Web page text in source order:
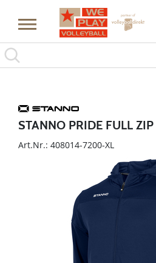
STANNO PRIDE FULL
Art.Nr.: 408014-7200-XL